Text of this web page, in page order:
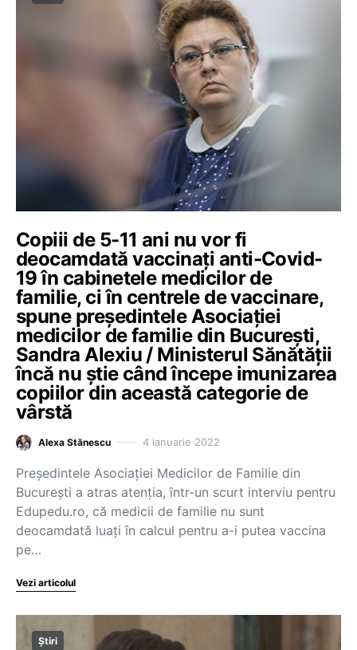
Copiii de 5-11 ani nu vor fi
deocamdată vaccinați anti-Covid-
19 în cabinetele medicilor de
familie, ci în centrele de vaccinare,
spune președintele Asociației
medicilor de familie din București,
Sandra Alexiu / Ministerul Sănătății
încă nu știe când începe imunizarea
copiilor din această categorie de
vârstă
Alexa Stănescu 4 ianuarie 2022
Președintele Asociației Medicilor de Familie din
București a atras atenția, într-un scurt interviu pentru
Edupedu.ro, că medicii de familie nu sunt
deocamdată luați în calcul pentru a-i putea vaccina
pe…
Vezi articolul
Știri